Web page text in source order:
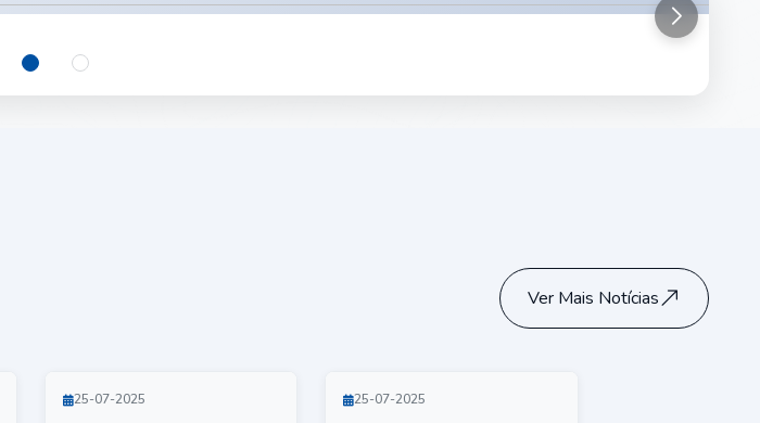
Ver Mais Notícias
25-07-2025 25-07-2025